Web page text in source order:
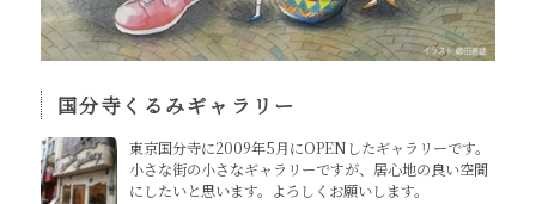
国分寺くるみギャラリー
東京国分寺に2009年5月にOPENしたギャラリーです。
小さな街の小さなギャラリーですが、居心地の良い空間
にしたいと思います。よろしくお願いします。